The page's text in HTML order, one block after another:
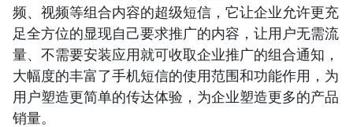
频、视频等组合内容的超级短信，它让企业允许更充
足全方位的显现自己要求推广的内容，让用户无需流
量、不需要安装应用就可收取企业推广的组合通知，
大幅度的丰富了手机短信的使用范围和功能作用，为
用户塑造更简单的传达体验，为企业塑造更多的产品
销量。